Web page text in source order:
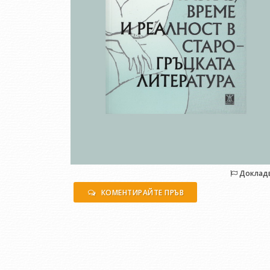
КОМЕНТИРАЙТЕ ПРЪВ